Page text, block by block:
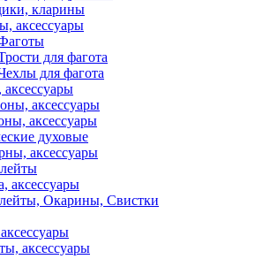
кларины
аксессуары
для фагота
для фагота
аксессуары
аксессуары
аксессуары
духовые
аксессуары
аксессуары
Окарины, Свистки
аксессуары